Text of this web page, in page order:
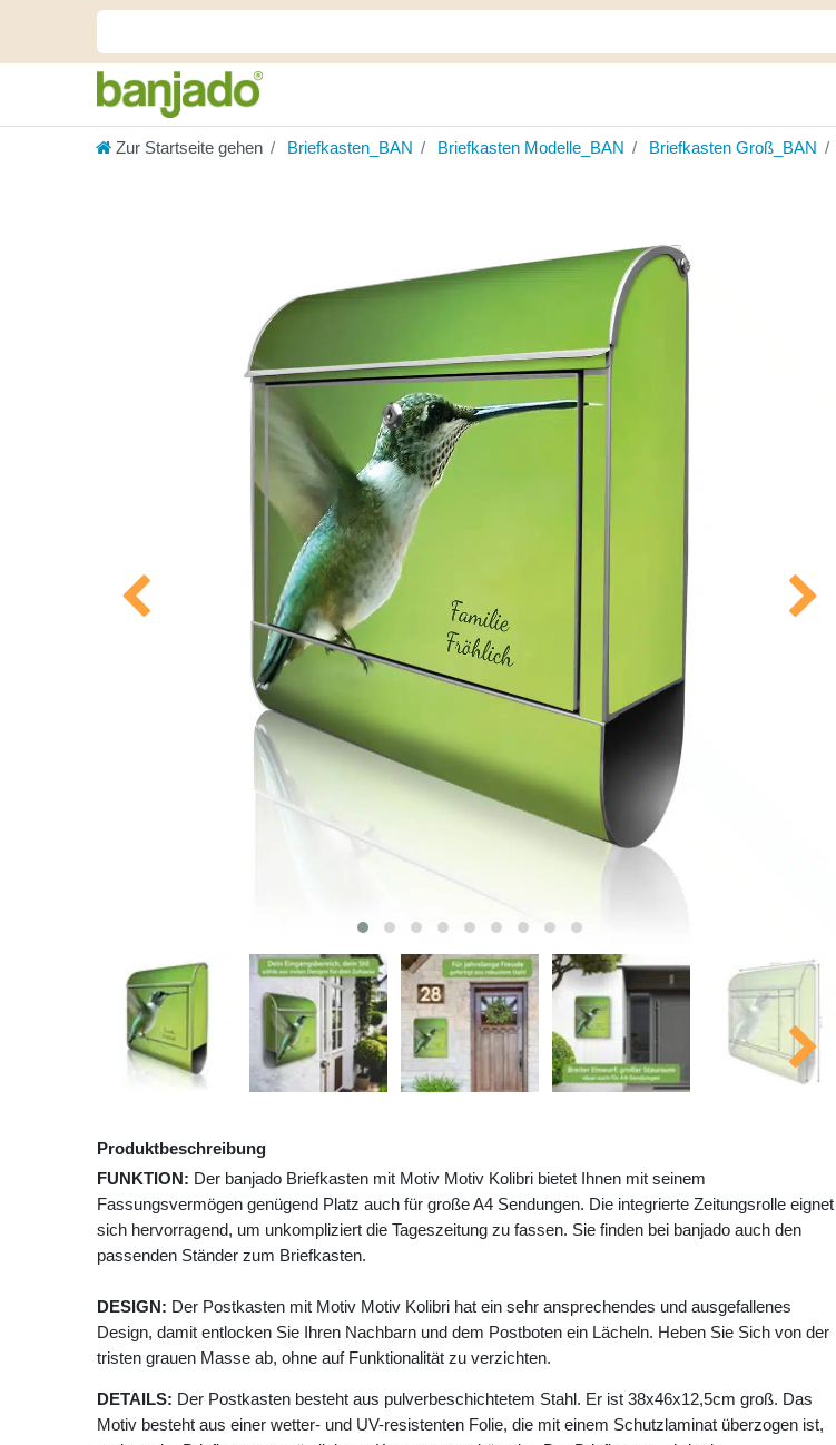
Zur Startseite gehen Briefkasten_BAN Briefkasten Modelle_BAN Briefkasten Groß_BAN
Produktbeschreibung
FUNKTION: Der banjado Briefkasten mit Motiv Motiv Kolibri bietet Ihnen mit seinem
Fassungsvermögen genügend Platz auch für große A4 Sendungen. Die integrierte Zeitungsrolle eignet
sich hervorragend, um unkompliziert die Tageszeitung zu fassen. Sie finden bei banjado auch den
passenden Ständer zum Briefkasten.
DESIGN: Der Postkasten mit Motiv Motiv Kolibri hat ein sehr ansprechendes und ausgefallenes
Design, damit entlocken Sie Ihren Nachbarn und dem Postboten ein Lächeln. Heben Sie Sich von der
tristen grauen Masse ab, ohne auf Funktionalität zu verzichten.
DETAILS: Der Postkasten besteht aus pulverbeschichtetem Stahl. Er ist 38x46x12,5cm groß. Das
Motiv besteht aus einer wetter- und UV-resistenten Folie, die mit einem Schutzlaminat überzogen ist,